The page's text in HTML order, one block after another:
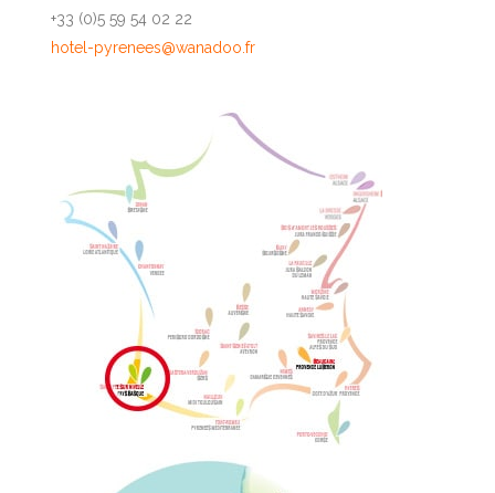
+33 (0)5 59 54 02 22
hotel-pyrenees@wanadoo.fr